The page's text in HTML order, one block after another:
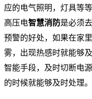
应的电气照明，灯具等
高压电智慧消防是必须
预警的好处，如果在家
雾，出现热感时就能够
智能手段，及时切断电
的时候就能够及时处理。